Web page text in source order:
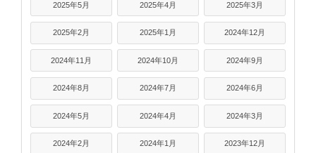
2025年5月 2025年4月 2025年3月
2025年2月 2025年1月 2024年12月
2024年11月 2024年10月 2024年9月
2024年8月 2024年7月 2024年6月
2024年5月 2024年4月 2024年3月
2024年2月 2024年1月 2023年12月